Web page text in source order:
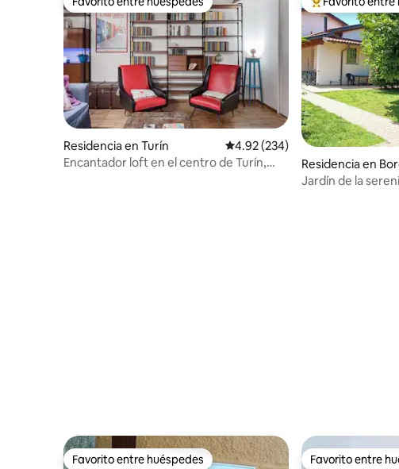
Favorito entre huéspedes
Residencia en Turín Calificación promedio: 4.92 de
4.92 (234)
Encantador loft en el centro de Turín,
De los mejores
Residencia en
Jardín de la
Favorito entre huéspedes
Favorito entre huéspedes Favorito entre
Favorito entre